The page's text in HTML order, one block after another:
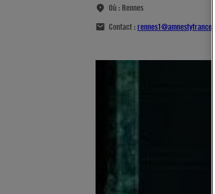
Où : Rennes
Contact :rennes1@amnestyfrance.fr